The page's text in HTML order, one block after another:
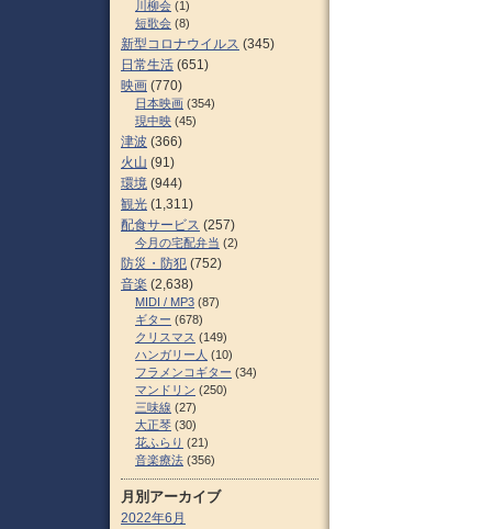
川柳会 (1)
短歌会 (8)
新型コロナウイルス (345)
日常生活 (651)
映画 (770)
日本映画 (354)
現中映 (45)
津波 (366)
火山 (91)
環境 (944)
観光 (1,311)
配食サービス (257)
今月の宅配弁当 (2)
防災・防犯 (752)
音楽 (2,638)
MIDI / MP3 (87)
ギター (678)
クリスマス (149)
ハンガリー人 (10)
フラメンコギター (34)
マンドリン (250)
三味線 (27)
大正琴 (30)
花ふらり (21)
音楽療法 (356)
月別アーカイブ
2022年6月